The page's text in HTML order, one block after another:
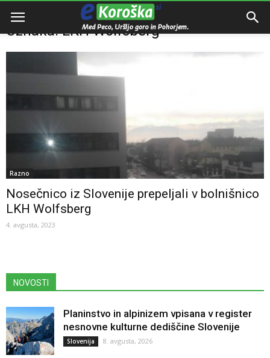
Domov LKH Wolfsberg
Oznaka: LKH Wolfsberg
Razno
Nosečnico iz Slovenije prepeljali v bolnišnico
LKH Wolfsberg
4. avgusta, 2023
NOVOSTI
Planinstvo in alpinizem vpisana v register
nesnovne kulturne dediščine Slovenije
Slovenija 8. avgusta, 2026